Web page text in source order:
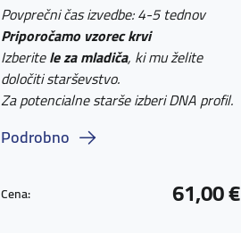
Povprečni čas izvedbe: 4-5 tednov
Priporočamo vzorec krvi
Izberitele za mladiča, ki mu želite
določiti starševstvo.
Za potencialne starše izberi DNA profil.
Podrobno
Cena: 61,00 €